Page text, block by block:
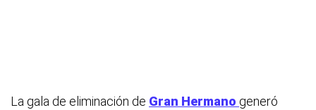
La gala de eliminación de Gran Hermano generó